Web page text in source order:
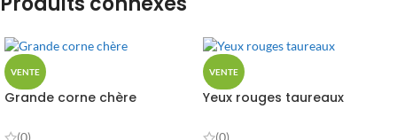
VENTE
Grande corne chère
VENTE
Yeux rouges taureaux